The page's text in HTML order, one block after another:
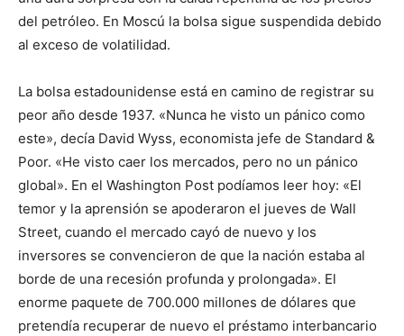
del petróleo. En Moscú la bolsa sigue suspendida debido
al exceso de volatilidad.
La bolsa estadounidense está en camino de registrar su
peor año desde 1937. «Nunca he visto un pánico como
este», decía David Wyss, economista jefe de Standard &
Poor. «He visto caer los mercados, pero no un pánico
global». En el Washington Post podíamos leer hoy: «El
temor y la aprensión se apoderaron el jueves de Wall
Street, cuando el mercado cayó de nuevo y los
inversores se convencieron de que la nación estaba al
borde de una recesión profunda y prolongada». El
enorme paquete de 700.000 millones de dólares que
pretendía recuperar de nuevo el préstamo interbancario